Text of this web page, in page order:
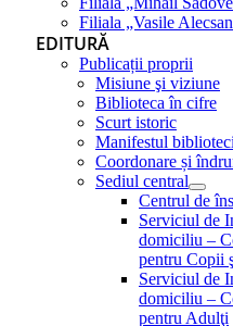
Filiala „Vasile
EDITURĂ
Publicații proprii
Misiune şi viziune
Biblioteca în cifre
Scurt istoric
Manifestul
Coordonare și
Sediul central
Centrul de
Serviciul de
domiciliu –
pentru Copii
Serviciul de
domiciliu –
pentru Adulţi